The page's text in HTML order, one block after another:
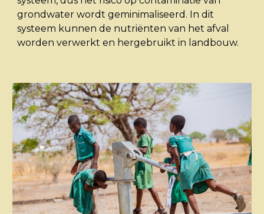
grondwater wordt geminimaliseerd. In dit
systeem kunnen de nutriënten van het afval
worden verwerkt en hergebruikt in landbouw.